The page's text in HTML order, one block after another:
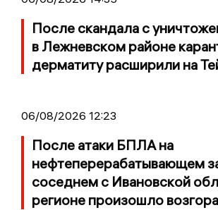
После скандала с
в Лежневском районе
дерматиту расширили на
06/08/2026 12:23
После атаки БПЛА на
нефтеперерабатывающем
соседнем с Ивановской
регионе произошло